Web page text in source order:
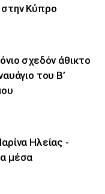
Κύπρο
σχεδόν άθικτο
του Β’
Ηλείας -
μέσα